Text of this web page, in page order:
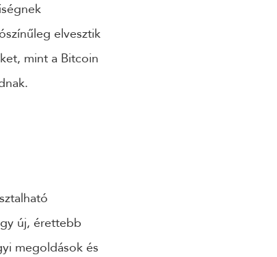
elvesztik
mint a Bitcoin
új, érettebb
megoldások és